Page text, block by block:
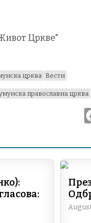
Цркве"
црква Вести
православна црква